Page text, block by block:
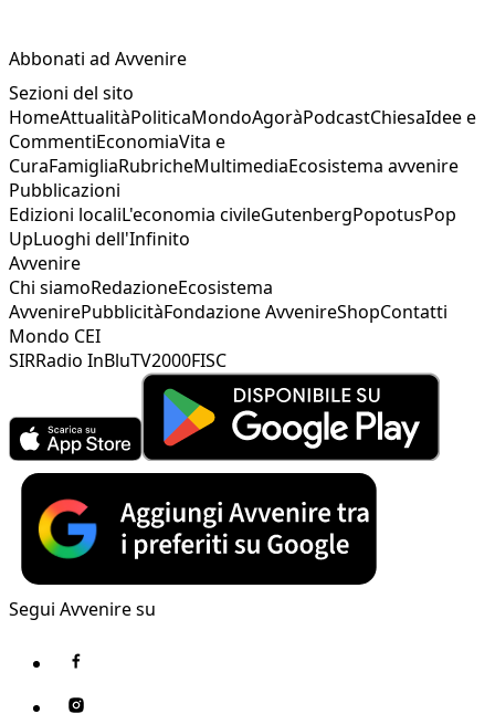
Abbonati ad Avvenire
Sezioni del sito
HomeAttualitàPoliticaMondoAgoràPodcastChiesaIdee e
CommentiEconomiaVita e
CuraFamigliaRubricheMultimediaEcosistema avvenire
Pubblicazioni
Edizioni localiL'economia civileGutenbergPopotusPop
UpLuoghi dell'Infinito
Avvenire
Chi siamoRedazioneEcosistema
AvvenirePubblicitàFondazione AvvenireShopContatti
Mondo CEI
SIRRadio InBluTV2000FISC
Segui Avvenire su